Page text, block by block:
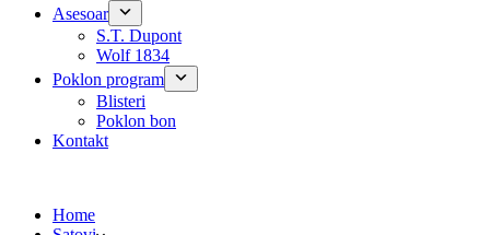
Asesoar
S.T. Dupont
Wolf 1834
Poklon program
Blisteri
Poklon bon
Kontakt
Home